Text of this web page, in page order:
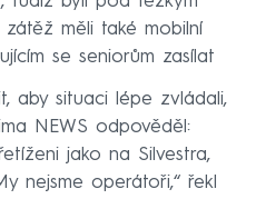
zátěž měli také mobilní
se seniorům zasílat
aby situaci lépe zvládali,
NEWS odpověděl:
jako na Silvestra,
nejsme operátoři,“ řekl